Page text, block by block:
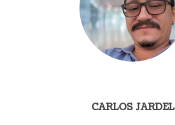
CARLOS JARDEL